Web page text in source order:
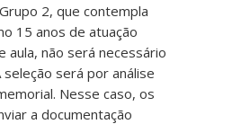
2, que contempla
15 anos de atuação
aula, não será necessário
será por análise
Nesse caso, os
a documentação